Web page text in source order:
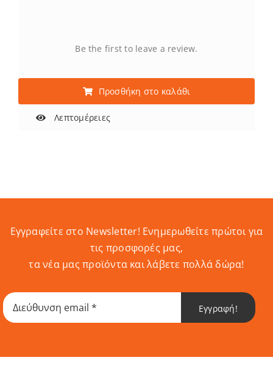
Be the first to leave a review.
Προσθήκη στο καλάθι
Λεπτομέρειες
Εγγραφείτε στο Newsletter! Eνημερωθείτε πρώτοι για
τις προσφορές μας,
τα νέα μας προϊόντα και λάβετε πολλά δώρα!
Εγγραφή!